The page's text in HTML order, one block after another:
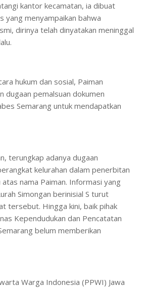
kantor kecamatan, ia dibuat
menyampaikan bahwa
dirinya telah dinyatakan meninggal
hukum dan sosial, Paiman
dugaan pemalsuan dokumen
Semarang untuk mendapatkan
terungkap adanya dugaan
kelurahan dalam penerbitan
nama Paiman. Informasi yang
Simongan berinisial S turut
tersebut. Hingga kini, baik pihak
Kependudukan dan Pencatatan
belum memberikan
Warga Indonesia (PPWI) Jawa